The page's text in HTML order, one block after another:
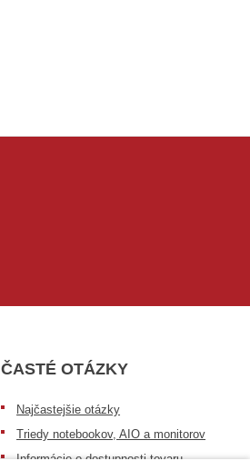
ČASTÉ OTÁZKY
Najčastejšie otázky
Triedy notebookov, AIO a monitorov